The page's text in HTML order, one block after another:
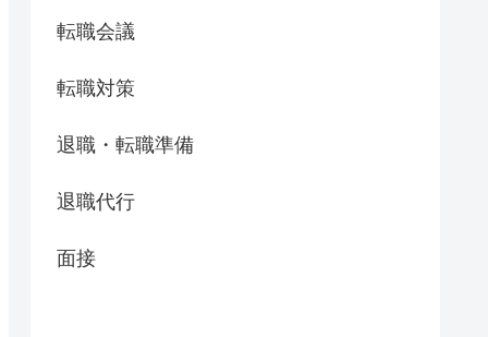
転職会議
転職対策
退職・転職準備
退職代行
面接